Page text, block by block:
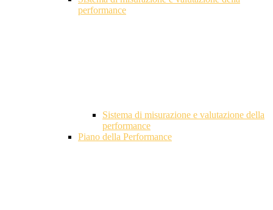
performance
Sistema di misurazione e valutazione della
performance
Piano della Performance